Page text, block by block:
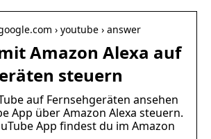
› youtube › answer
Amazon Alexa auf
steuern
auf Fernsehgeräten ansehen
App über Amazon Alexa steuern.
App findest du im Amazon